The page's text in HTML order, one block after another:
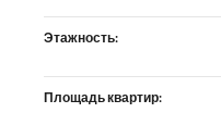
Этажность:
Площадь квартир: